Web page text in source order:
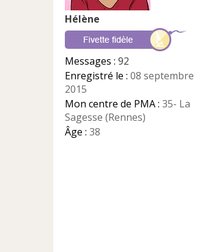
Hélène
Messages : 92
Enregistré le : 08 septembre
2015
Mon centre de PMA : 35- La
Sagesse (Rennes)
Âge : 38